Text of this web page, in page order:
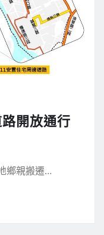
開放通行
鄉親搬遷…